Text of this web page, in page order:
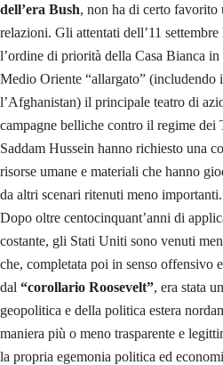
dell’era Bush, non ha di certo favorito
relazioni. Gli attentati dell’11
l’ordine di priorità della Casa Bianca
Medio Oriente “allargato” (includendo
l’Afghanistan) il principale teatro di
campagne belliche contro il regime dei
Saddam Hussein hanno richiesto una
risorse umane e materiali che hanno
da altri scenari ritenuti meno importanti.
Dopo oltre centocinquant’anni di
costante, gli Stati Uniti sono venuti
che, completata poi in senso offensivo
dal “corollario Roosevelt”, era stata
geopolitica e della politica estera
maniera più o meno trasparente e
la propria egemonia politica ed